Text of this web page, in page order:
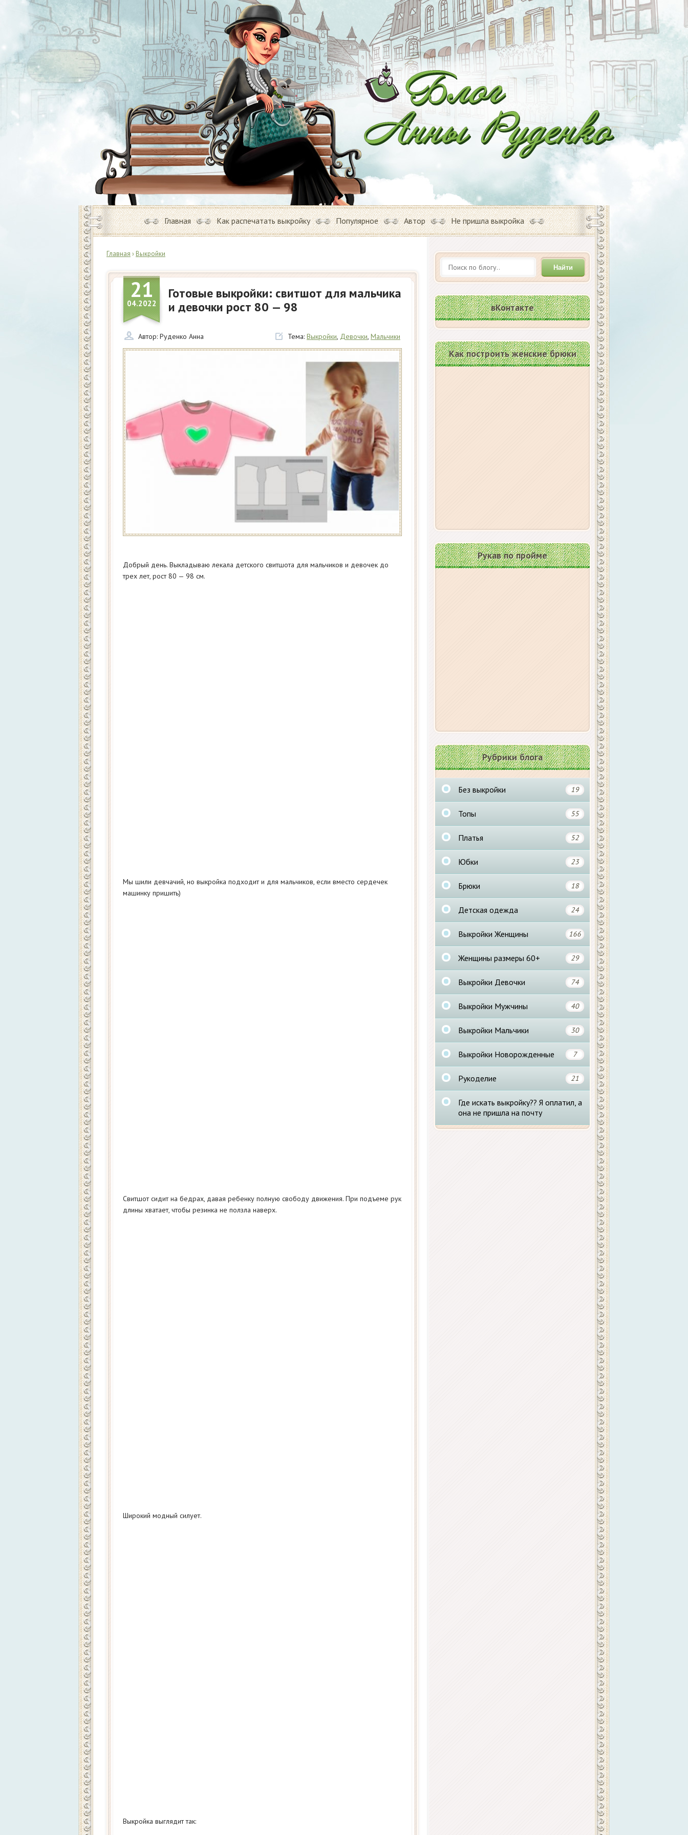
Главная Как распечатать выкройку Популярное Автор Не пришла выкройка
Главная › Выкройки
21
04.2022
Готовые выкройки: свитшот для мальчика
и девочки рост 80 — 98
Автор: Руденко Анна Тема: Выкройки, Девочки, Мальчики
Добрый день. Выкладываю лекала детского свитшота для мальчиков и девочек до
трех лет, рост 80 — 98 см.
Мы шили девчачий, но выкройка подходит и для мальчиков, если вместо сердечек
машинку пришить)
Свитшот сидит на бедрах, давая ребенку полную свободу движения. При подъеме рук
длины хватает, чтобы резинка не ползла наверх.
Широкий модный силует.
Выкройка выглядит так:
Найти
вКонтакте
Как построить женские брюки
Рукав по пройме
Рубрики блога
Без выкройки 19
Топы 55
Платья 52
Юбки 23
Брюки 18
Детская одежда 24
Выкройки Женщины 166
Женщины размеры 60+ 29
Выкройки Девочки 74
Выкройки Мужчины 40
Выкройки Мальчики 30
Выкройки Новорожденные 7
Рукоделие 21
Где искать выкройку?? Я оплатил, а
она не пришла на почту